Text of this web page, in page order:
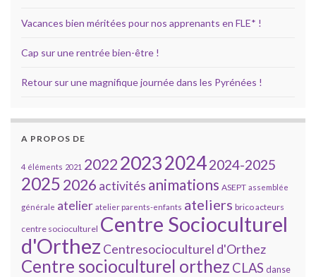
Vacances bien méritées pour nos apprenants en FLE* !
Cap sur une rentrée bien-être !
Retour sur une magnifique journée dans les Pyrénées !
A PROPOS DE
4 éléments 2021 2022202320242024-2025
20252026 activités animations ASEPT assemblée
générale atelier atelier parents-enfants ateliers brico acteurs
centre socioculturel Centre Socioculturel
d'Orthez Centresocioculturel d'Orthez
Centre socioculturel orthez CLAS danse